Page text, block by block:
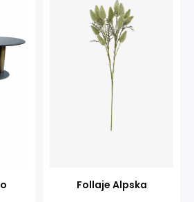
Follaje Alpska